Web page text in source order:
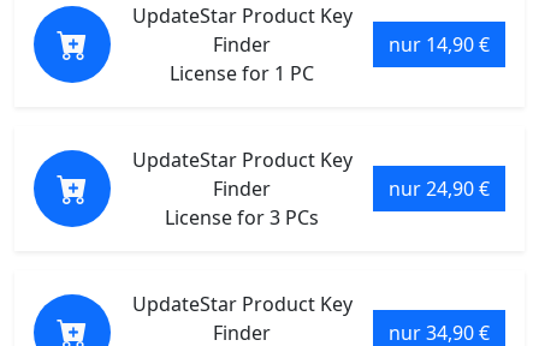
UpdateStar Product Key
Finder
License for 1 PC
nur 14,90 €
UpdateStar Product Key
Finder
License for 3 PCs
nur 24,90 €
UpdateStar Product Key
Finder
nur 34,90 €